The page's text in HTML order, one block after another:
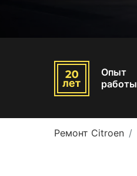
Опыт
работы
Ремонт Citroen